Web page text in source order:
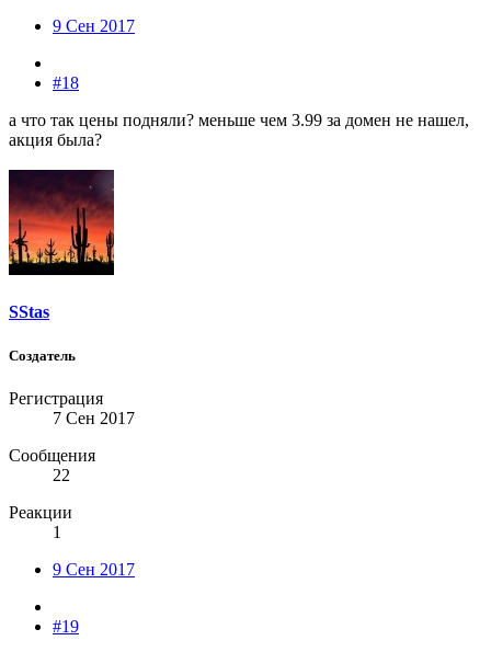
9 Сен 2017
#18
а что так цены подняли? меньше чем 3.99 за домен не нашел,
акция была?
SStas
Создатель
Регистрация
7 Сен 2017
Сообщения
22
Реакции
1
9 Сен 2017
#19